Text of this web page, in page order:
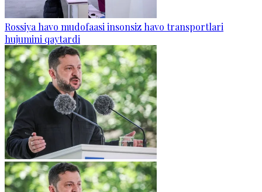
Rossiya havo mudofaasi insonsiz havo transportlari
hujumini qaytardi